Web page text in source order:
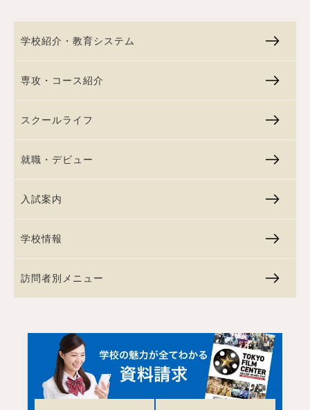
学校紹介・教育システム
専攻・コース紹介
スクールライフ
就職・デビュー
入試案内
学校情報
訪問者別メニュー